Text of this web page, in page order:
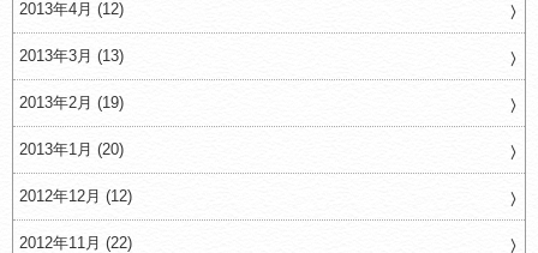
2013年4月 (12)
2013年3月 (13)
2013年2月 (19)
2013年1月 (20)
2012年12月 (12)
2012年11月 (22)